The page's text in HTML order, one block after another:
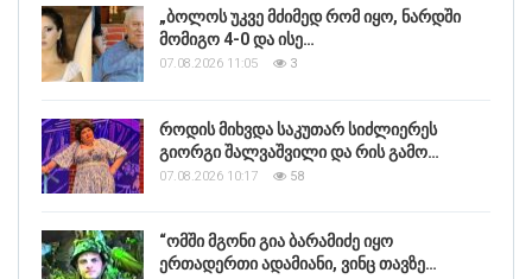
„ბოლოს უკვე მძიმედ რომ იყო, ნარდში
მომიგო 4-0 და ისე…
07.08.2026 11:05 3
როდის მიხვდა საკუთარ სიძლიერეს
გიორგი შალვაშვილი და რის გამო…
07.08.2026 10:17 58
“ომში მგონი გია ბარამიძე იყო
ერთადერთი ადამიანი, ვინც თავზე…